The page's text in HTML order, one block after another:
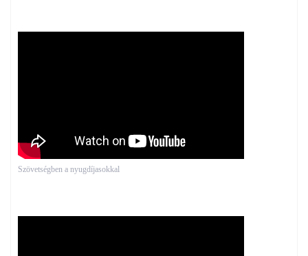
Szövetségben a nyugdíjasokkal